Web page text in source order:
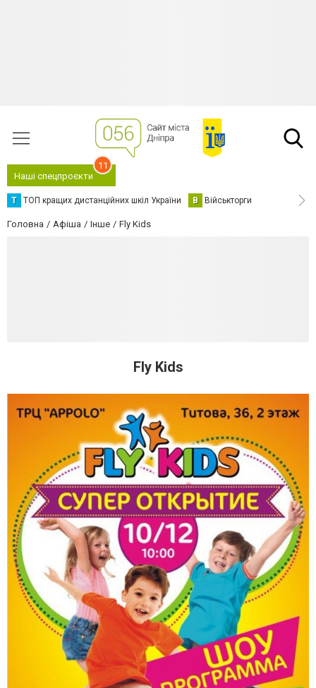
Наші спецпроєкти
11
Т ТОП кращих дистанційних шкіл України В Військторги
Головна Афіша Інше Fly Kids
Fly Kids